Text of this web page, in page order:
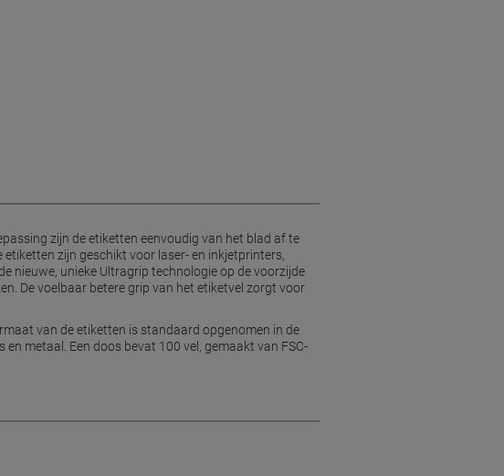
zijn de etiketten eenvoudig van het blad af te
zijn geschikt voor laser- en inkjetprinters,
nieuwe, unieke Ultragrip technologie op de voorzijde
De voelbaar betere grip van het etiketvel zorgt voor
van de etiketten is standaard opgenomen in de
metaal. Een doos bevat 100 vel, gemaakt van FSC-